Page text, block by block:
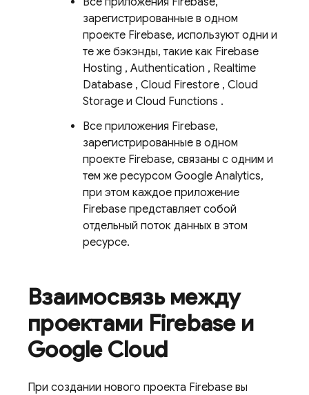
зарегистрированные в одном
проекте Firebase, используют одни и
те же бэкэнды, такие как Firebase
Hosting , Authentication , Realtime
Database , Cloud Firestore , Cloud
Storage и Cloud Functions .
Все приложения Firebase,
зарегистрированные в одном
проекте Firebase, связаны с одним и
тем же ресурсом Google Analytics,
при этом каждое приложение
Firebase представляет собой
отдельный поток данных в этом
ресурсе.
Взаимосвязь между
проектами Firebase и
Google Cloud
При создании нового проекта Firebase вы